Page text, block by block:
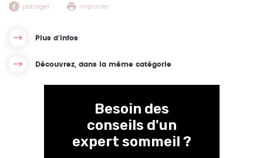
partager imprimer
Plus d'infos
Découvrez, dans la même catégorie
Besoin des
conseils d'un
expert sommeil ?